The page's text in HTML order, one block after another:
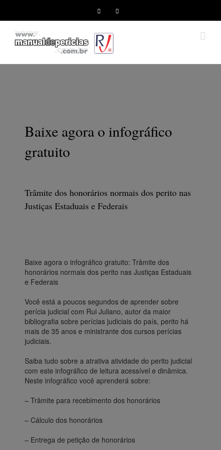
Facebook
Baixe agora o infográfico
gratuito
Trâmite dos honorários normais dos perito nas
Justiças Estaduais e Federais
Baixe agora o infográfico gratuito: Trâmite dos
honorários normais dos perito nas Justiças Estaduais
e Federais
Você está a poucos segundos de aprender sobre
perícia judicial com Rui Juliano, autor da maior
bibliografia sobre perícias judiciais do país, perito há
mais de 35 anos e ministrante dos cursos perícias
judiciais.
Saiba tudo sobre a atrativa atividade do perito judicial
com este infográfico de leitura acessível e dinâmica.
Neste infográfico você aprenderá sobre:
– Trâmite para recebimento dos honorários
– Cálculo dos honorários
– Entrega de petição de honorários